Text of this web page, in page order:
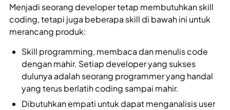
Menjadi seorang developer tetap membutuhkan skill
coding, tetapi juga beberapa skill di bawah ini untuk
merancang produk:
Skill programming, membaca dan menulis code
dengan mahir. Setiap developer yang sukses
dulunya adalah seorang programmer yang handal
yang terus berlatih coding sampai mahir.
Dibutuhkan empati untuk dapat menganalisis user